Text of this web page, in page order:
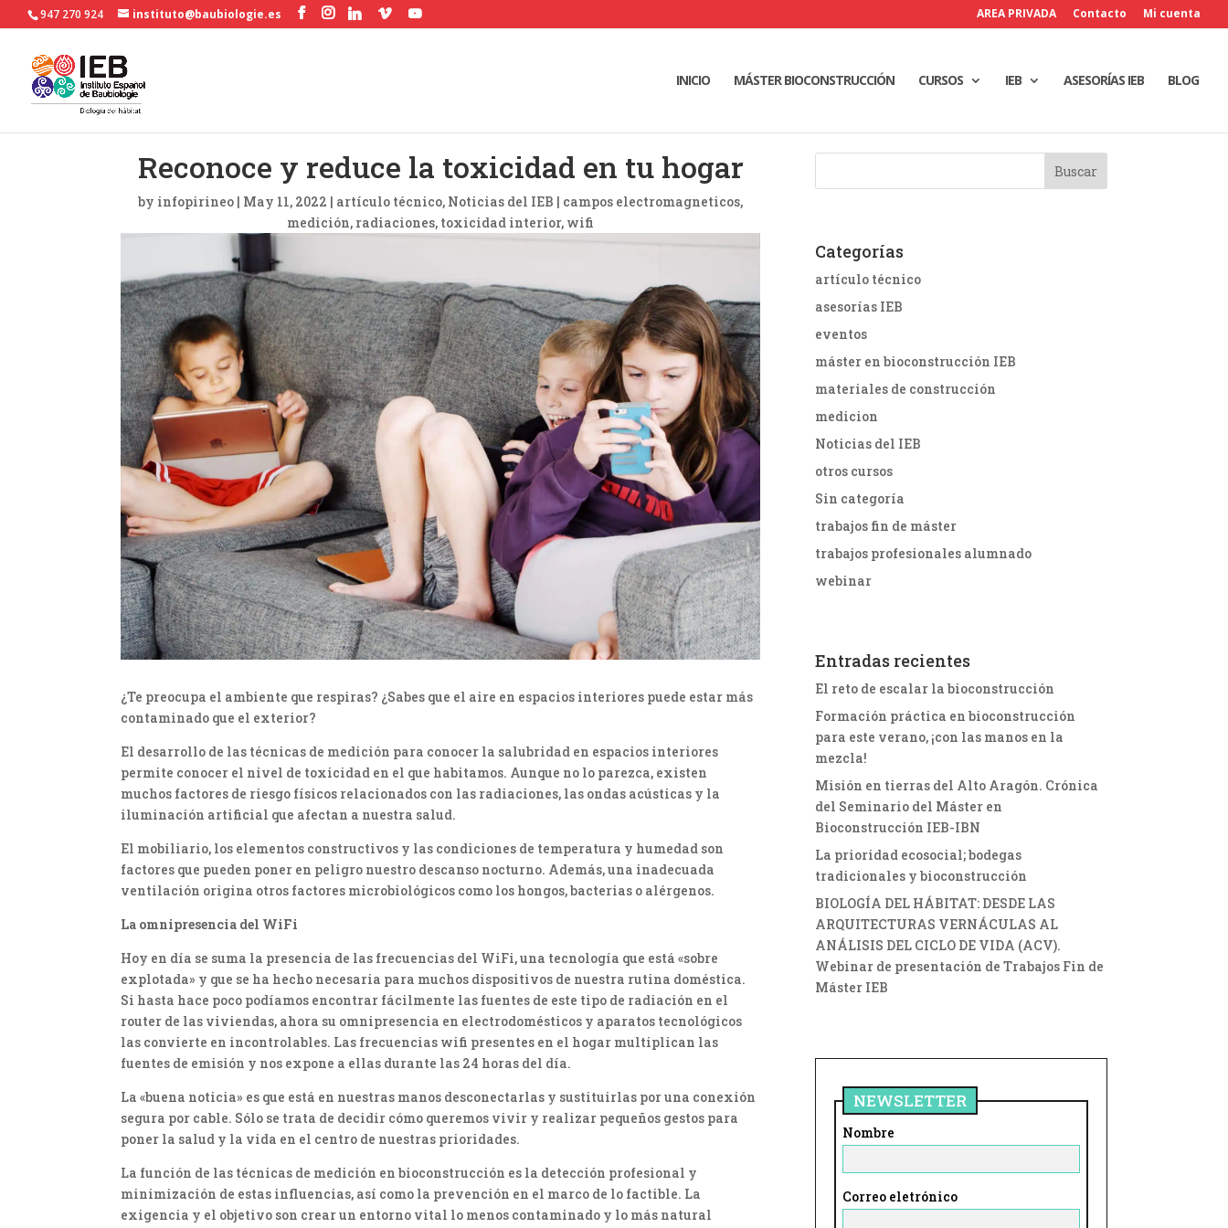
947 270 924 instituto@baubiologie.es AREA PRIVADA Contacto Mi cuenta
INICIO MÁSTER BIOCONSTRUCCIÓN CURSOS IEB ASESORÍAS IEB BLOG
Reconoce y reduce la toxicidad en tu hogar
by infopirineo | May 11, 2022 | artículo técnico, Noticias del IEB | campos electromagneticos
medición radiaciones toxicidad interior wifi
¿Te preocupa el ambiente que respiras? ¿Sabes que el aire en espacios interiores puede estar más
contaminado que el exterior?
El desarrollo de las técnicas de medición para conocer la salubridad en espacios interiores
permite conocer el nivel de toxicidad en el que habitamos. Aunque no lo parezca, existen
muchos factores de riesgo físicos relacionados con las radiaciones, las ondas acústicas y la
iluminación artificial que afectan a nuestra salud.
El mobiliario, los elementos constructivos y las condiciones de temperatura y humedad son
factores que pueden poner en peligro nuestro descanso nocturno. Además, una inadecuada
ventilación origina otros factores microbiológicos como los hongos, bacterias o alérgenos.
La omnipresencia del WiFi
Hoy en día se suma la presencia de las frecuencias del WiFi, una tecnología que está «sobre
explotada» y que se ha hecho necesaria para muchos dispositivos de nuestra rutina doméstica.
Si hasta hace poco podíamos encontrar fácilmente las fuentes de este tipo de radiación en el
router de las viviendas, ahora su omnipresencia en electrodomésticos y aparatos tecnológicos
las convierte en incontrolables. Las frecuencias wifi presentes en el hogar multiplican las
fuentes de emisión y nos expone a ellas durante las 24 horas del día.
La «buena noticia» es que está en nuestras manos desconectarlas y sustituirlas por una conexión
segura por cable. Sólo se trata de decidir cómo queremos vivir y realizar pequeños gestos para
poner la salud y la vida en el centro de nuestras prioridades.
La función de las técnicas de medición en bioconstrucción es la detección profesional y
minimización de estas influencias, así como la prevención en el marco de lo factible. La
exigencia y el objetivo son crear un entorno vital lo menos contaminado y lo más natural
Categorías
artículo técnico
asesorías IEB
eventos
máster en bioconstrucción IEB
materiales de construcción
medicion
Noticias del IEB
otros cursos
Sin categoría
trabajos fin de máster
trabajos profesionales alumnado
webinar
Entradas recientes
El reto de escalar la bioconstrucción
Formación práctica en bioconstrucción
para este verano, ¡con las manos en la
mezcla!
Misión en tierras del Alto Aragón. Crónica
del Seminario del Máster en
Bioconstrucción IEB-IBN
La prioridad ecosocial; bodegas
tradicionales y bioconstrucción
BIOLOGÍA DEL HÁBITAT: DESDE LAS
ARQUITECTURAS VERNÁCULAS AL
ANÁLISIS DEL CICLO DE VIDA (ACV).
Webinar de presentación de Trabajos Fin de
Máster IEB
NEWSLETTER
Nombre
Correo eletrónico